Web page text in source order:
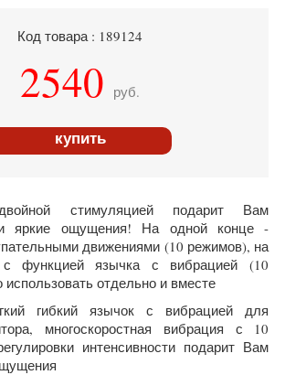
Код товара : 189124
2540 руб.
купить
стимуляцией подарит Вам
яркие ощущения! На одной конце -
движениями (10 режимов), на
функцией язычка с вибрацией (10
отдельно и вместе
гибкий язычок с вибрацией для
многоскоростная вибрация с 10
интенсивности подарит Вам